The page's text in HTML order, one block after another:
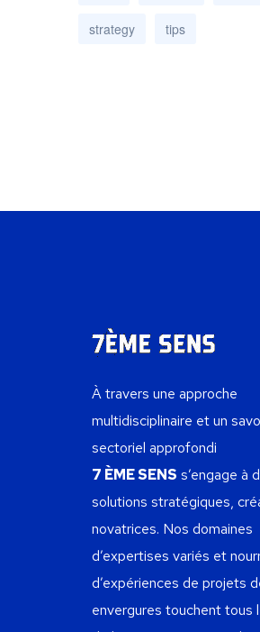
strategy tips
À travers une approche
multidisciplinaire et un
sectoriel approfondi
7 ÈME SENS s’engage à
solutions stratégiques,
novatrices. Nos domaines
d’expertises variés et
d’expériences de projets
envergures touchent tous